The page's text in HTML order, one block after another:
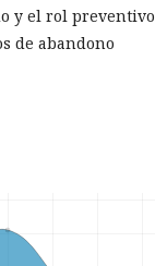
y el rol preventivo
de abandono